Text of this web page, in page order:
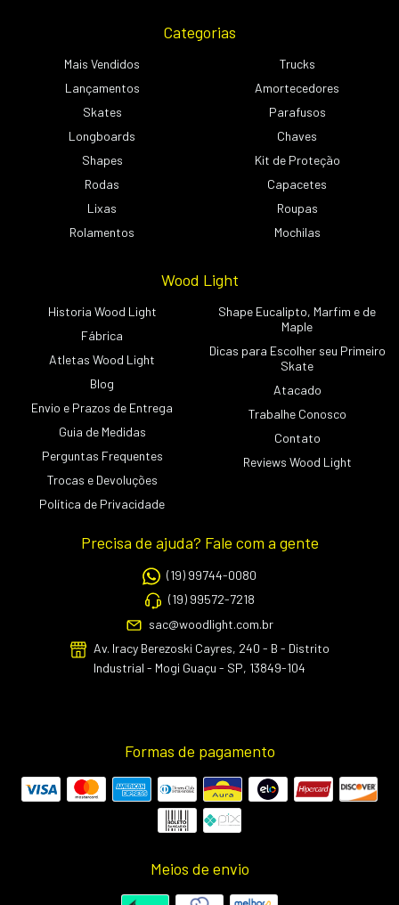
Categorias
Mais Vendidos
Lançamentos
Skates
Longboards
Shapes
Rodas
Lixas
Rolamentos
Trucks
Amortecedores
Parafusos
Chaves
Kit de Proteção
Capacetes
Roupas
Mochilas
Wood Light
Historia Wood Light
Fábrica
Atletas Wood Light
Blog
Envio e Prazos de Entrega
Guia de Medidas
Perguntas Frequentes
Trocas e Devoluções
Política de Privacidade
Shape Eucalipto, Marfim e de
Maple
Dicas para Escolher seu Primeiro
Skate
Atacado
Trabalhe Conosco
Contato
Reviews Wood Light
Precisa de ajuda? Fale com a gente
(19) 99744-0080
(19) 99572-7218
sac@woodlight.com.br
Av. Iracy Berezoski Cayres, 240 - B - Distrito
Industrial - Mogi Guaçu - SP, 13849-104
Formas de pagamento
Meios de envio